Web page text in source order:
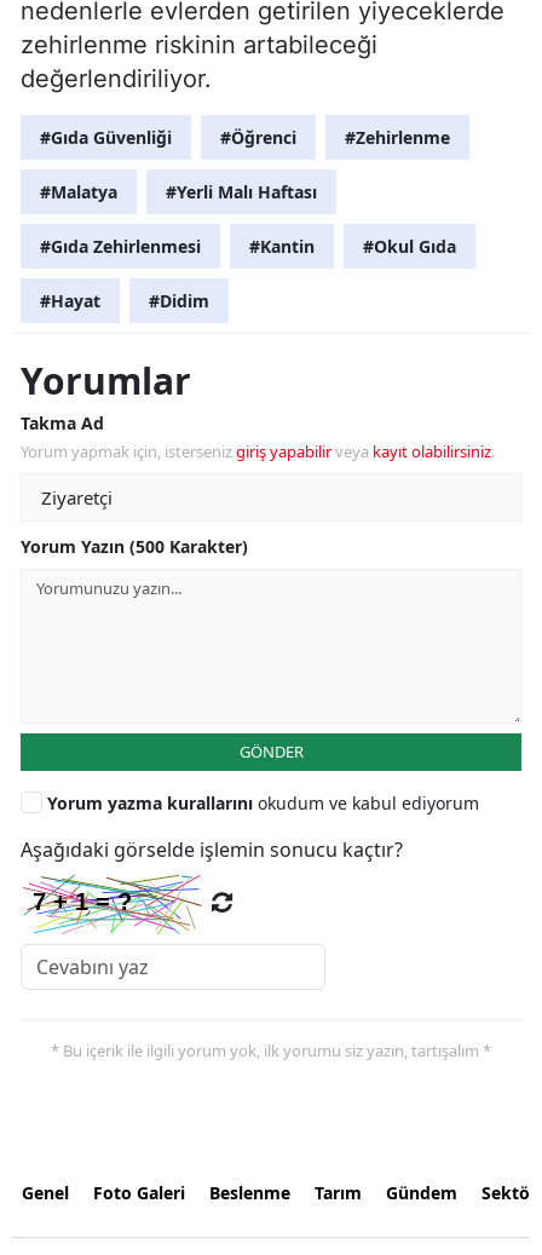
nedenlerle evlerden getirilen yiyeceklerde
zehirlenme riskinin artabileceği
değerlendiriliyor.
#Gıda Güvenliği #Öğrenci #Zehirlenme
#Malatya #Yerli Malı Haftası
#Gıda Zehirlenmesi #Kantin #Okul Gıda
#Hayat #Didim
Yorumlar
Takma Ad
Yorum yapmak için, istersenizgiriş yapabilirveya kayıt olabilirsiniz.
Yorum Yazın (500 Karakter)
GÖNDER
Yorum yazma kurallarını okudum ve kabul ediyorum
Aşağıdaki görselde işlemin sonucu kaçtır?
* Bu içerik ile ilgili yorum yok, ilk yorumu siz yazın, tartışalım *
Genel Foto Galeri Beslenme Tarım Gündem